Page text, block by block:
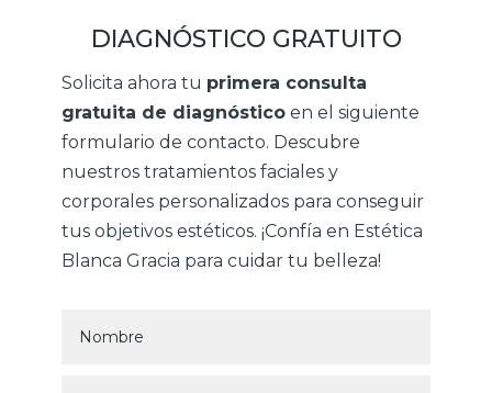
DIAGNÓSTICO GRATUITO
Solicita ahora tu primera consulta
gratuita de diagnóstico en el siguiente
formulario de contacto. Descubre
nuestros tratamientos faciales y
corporales personalizados para conseguir
tus objetivos estéticos. ¡Confía en Estética
Blanca Gracia para cuidar tu belleza!